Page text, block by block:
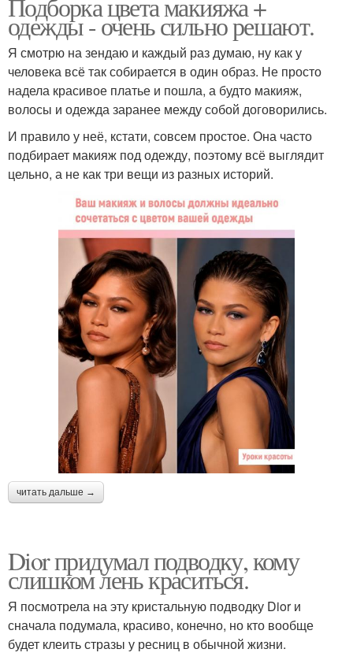
одежды - очень сильно решают.
Я смотрю на зендаю и каждый раз думаю, ну как у
человека всё так собирается в один образ. Не просто
надела красивое платье и пошла, а будто макияж,
волосы и одежда заранее между собой договорились.
И правило у неё, кстати, совсем простое. Она часто
подбирает макияж под одежду, поэтому всё выглядит
цельно, а не как три вещи из разных историй.
читать дальше →
Dior придумал подводку, кому
слишком лень краситься.
Я посмотрела на эту кристальную подводку Dior и
сначала подумала, красиво, конечно, но кто вообще
будет клеить стразы у ресниц в обычной жизни.